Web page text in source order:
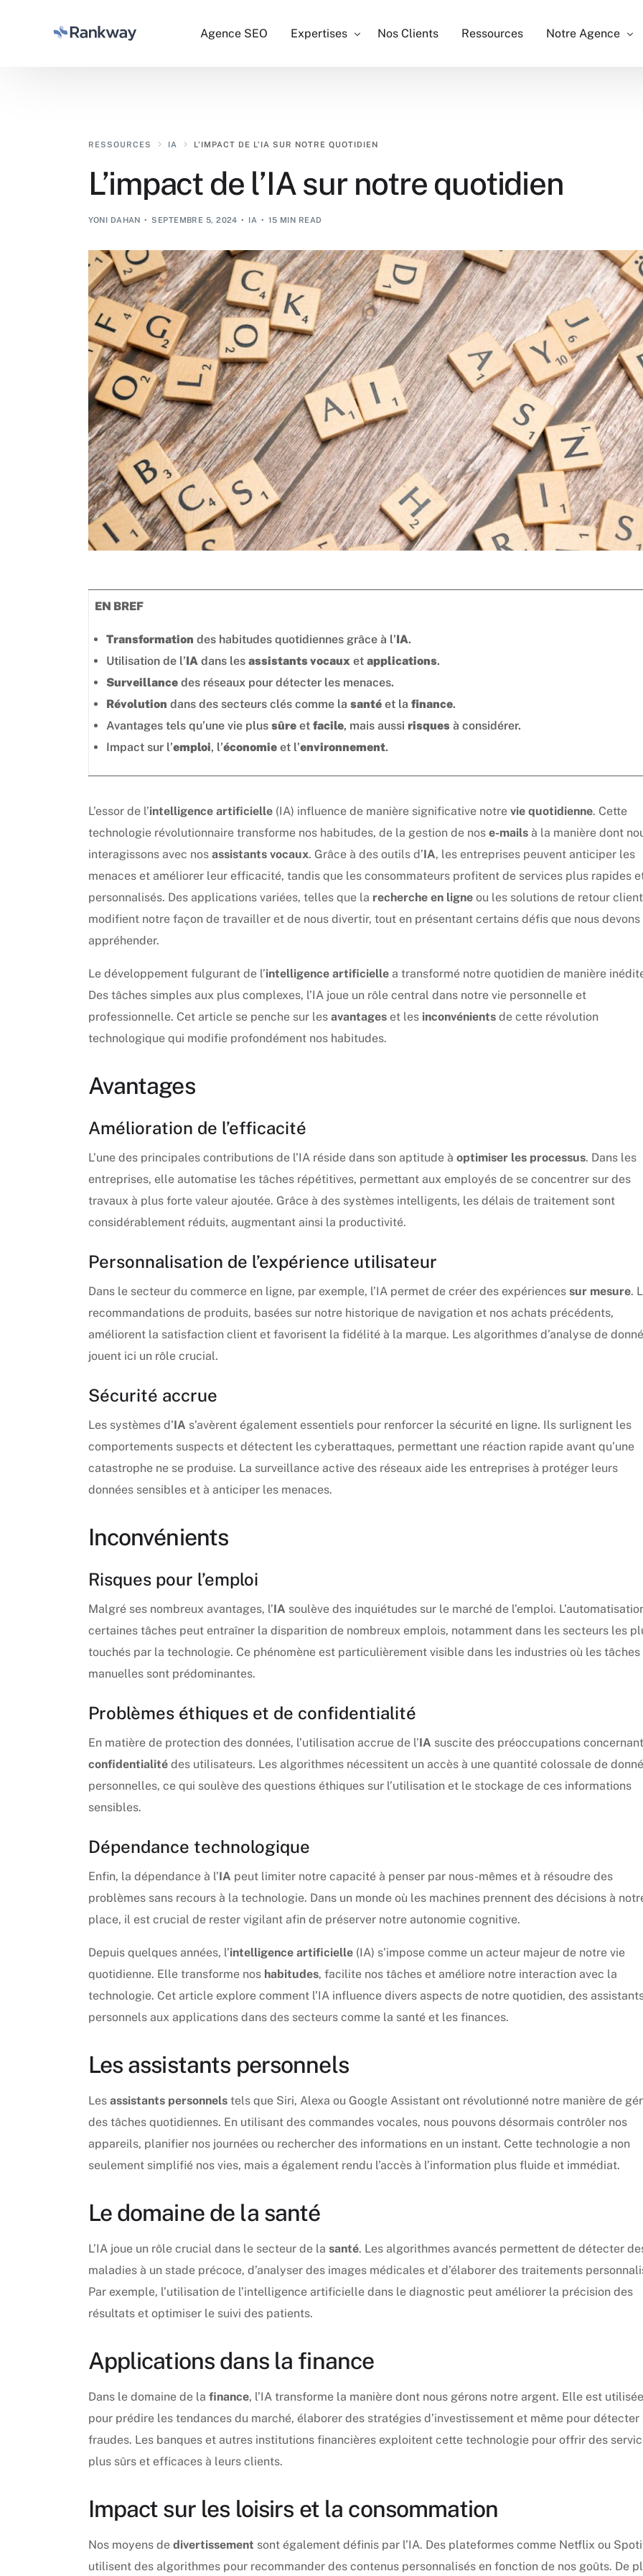
Agence SEO Expertises
Netlinking
SEO Local
Leads
Nos Clients Ressources Notre Agence
RESSOURCES IA L’IMPACT DE L’IA SUR NOTRE QUOTIDIEN
L’impact de l’IA sur notre quotidien
YONI DAHAN SEPTEMBRE 5, 2024 IA 15 MIN READ
EN BREF
Transformation des habitudes quotidiennes grâce à l’IA.
Utilisation de l’IAdans les assistants vocauxet applications.
Surveillancedes réseaux pour détecter les menaces.
Révolution dans des secteurs clés comme la santéet la finance.
Avantages tels qu’une vie plus sûreet facile, mais aussi risquesà considérer.
Impact sur l’emploi, l’économieet l’environnement.
L’essor de l’intelligence artificielle(IA) influence de manière significative notre vie quotidienne. Cette
technologie révolutionnaire transforme nos habitudes, de la gestion de nos e-mailsà la manière dont
interagissons avec nos assistants vocaux. Grâce à des outils d’IA, les entreprises peuvent anticiper les
menaces et améliorer leur efficacité, tandis que les consommateurs profitent de services plus rapides
personnalisés. Des applications variées, telles que la recherche en ligneou les solutions de retour
modifient notre façon de travailler et de nous divertir, tout en présentant certains défis que nous devons
appréhender.
Le développement fulgurant de l’intelligence artificiellea transformé notre quotidien de manière
Des tâches simples aux plus complexes, l’IA joue un rôle central dans notre vie personnelle et
professionnelle. Cet article se penche sur les avantageset les inconvénientsde cette révolution
technologique qui modifie profondément nos habitudes.
Avantages
Amélioration de l’efficacité
L’une des principales contributions de l’IA réside dans son aptitude à optimiser les processus. Dans les
entreprises, elle automatise les tâches répétitives, permettant aux employés de se concentrer sur des
travaux à plus forte valeur ajoutée. Grâce à des systèmes intelligents, les délais de traitement sont
considérablement réduits, augmentant ainsi la productivité.
Personnalisation de l’expérience utilisateur
Dans le secteur du commerce en ligne, par exemple, l’IA permet de créer des expériences sur mesure.
recommandations de produits, basées sur notre historique de navigation et nos achats précédents,
améliorent la satisfaction client et favorisent la fidélité à la marque. Les algorithmes d’analyse de
jouent ici un rôle crucial.
Sécurité accrue
Les systèmes d’IA s’avèrent également essentiels pour renforcer la sécurité en ligne. Ils surlignent les
comportements suspects et détectent les cyberattaques, permettant une réaction rapide avant qu’une
catastrophe ne se produise. La surveillance active des réseaux aide les entreprises à protéger leurs
données sensibles et à anticiper les menaces.
Inconvénients
Risques pour l’emploi
Malgré ses nombreux avantages, l’IA soulève des inquiétudes sur le marché de l’emploi.
certaines tâches peut entraîner la disparition de nombreux emplois, notamment dans les secteurs les
touchés par la technologie. Ce phénomène est particulièrement visible dans les industries où les tâches
manuelles sont prédominantes.
Problèmes éthiques et de confidentialité
En matière de protection des données, l’utilisation accrue de l’IA suscite des préoccupations
confidentialitédes utilisateurs. Les algorithmes nécessitent un accès à une quantité colossale de
personnelles, ce qui soulève des questions éthiques sur l’utilisation et le stockage de ces informations
sensibles.
Dépendance technologique
Enfin, la dépendance à l’IA peut limiter notre capacité à penser par nous-mêmes et à résoudre des
problèmes sans recours à la technologie. Dans un monde où les machines prennent des décisions à
place, il est crucial de rester vigilant afin de préserver notre autonomie cognitive.
Depuis quelques années, l’intelligence artificielle(IA) s’impose comme un acteur majeur de notre vie
quotidienne. Elle transforme nos habitudes, facilite nos tâches et améliore notre interaction avec la
technologie. Cet article explore comment l’IA influence divers aspects de notre quotidien, des
personnels aux applications dans des secteurs comme la santé et les finances.
Les assistants personnels
Les assistants personnelstels que Siri, Alexa ou Google Assistant ont révolutionné notre manière de
des tâches quotidiennes. En utilisant des commandes vocales, nous pouvons désormais contrôler nos
appareils, planifier nos journées ou rechercher des informations en un instant. Cette technologie a non
seulement simplifié nos vies, mais a également rendu l’accès à l’information plus fluide et immédiat.
Le domaine de la santé
L’IA joue un rôle crucial dans le secteur de la santé. Les algorithmes avancés permettent de détecter
maladies à un stade précoce, d’analyser des images médicales et d’élaborer des traitements
Par exemple, l’utilisation de l’intelligence artificielle dans le diagnostic peut améliorer la précision des
résultats et optimiser le suivi des patients.
Applications dans la finance
Dans le domaine de la finance, l’IA transforme la manière dont nous gérons notre argent. Elle est utilisée
pour prédire les tendances du marché, élaborer des stratégies d’investissement et même pour détecter
fraudes. Les banques et autres institutions financières exploitent cette technologie pour offrir des
plus sûrs et efficaces à leurs clients.
Impact sur les loisirs et la consommation
Nos moyens de divertissement sont également définis par l’IA. Des plateformes comme Netflix ou
utilisent des algorithmes pour recommander des contenus personnalisés en fonction de nos goûts. De